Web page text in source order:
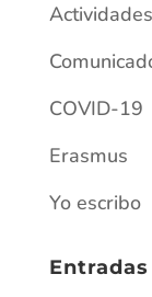
COVID-19
Erasmus
Yo escribo